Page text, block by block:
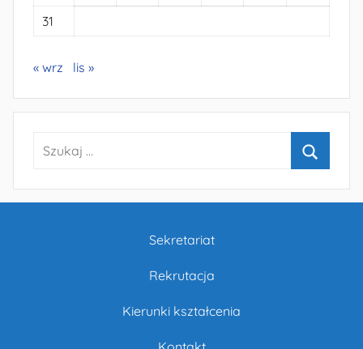
31
« wrz lis »
Szukaj:
Sekretariat
Rekrutacja
Kierunki kształcenia